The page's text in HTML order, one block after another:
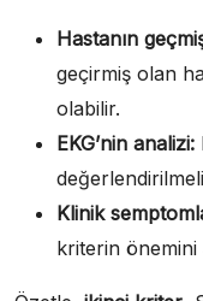
Hastanın
geçirmiş olan
olabilir.
EKG’nin analizi:
Klinik
kriterin önemini